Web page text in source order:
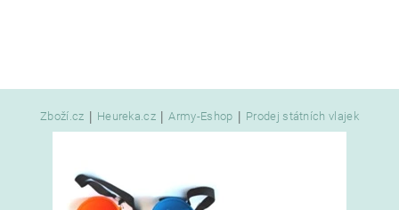
Zboží.cz | Heureka.cz | Army-Eshop | Prodej státních vlajek